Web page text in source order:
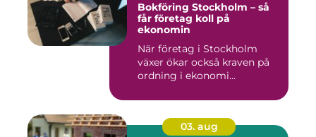
Bokföring Stockholm – så
får företag koll på
ekonomin
När företag i Stockholm
växer ökar också kraven på
ordning i ekonomi...
03. aug